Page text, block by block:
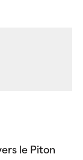
le Piton